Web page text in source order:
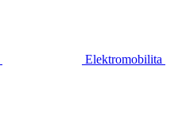
Elektromobilita